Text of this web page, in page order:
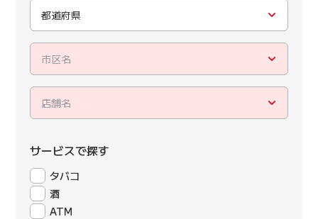
都道府県
市区名
店舗名
サービスで探す
タバコ
酒
ATM